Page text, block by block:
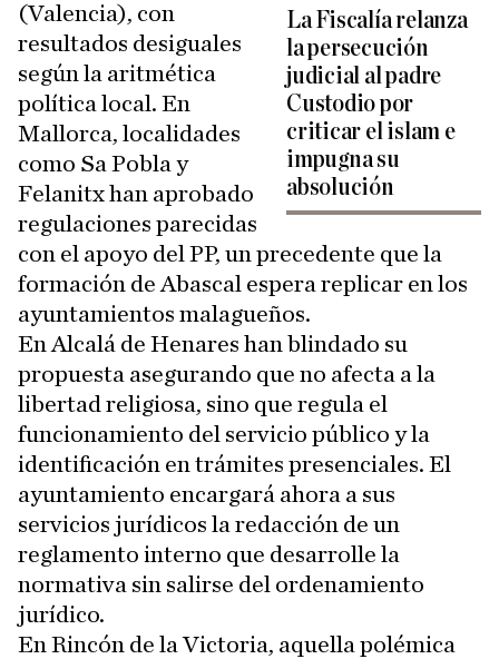
La Fiscalía relanza
la persecución
judicial al padre
Custodio por
criticar el islam e
impugna su
absolución
(Valencia), con
resultados desiguales
según la aritmética
política local. En
Mallorca, localidades
como Sa Pobla y
Felanitx han aprobado
regulaciones parecidas
con el apoyo del PP, un precedente que la
formación de Abascal espera replicar en los
ayuntamientos malagueños.
En Alcalá de Henares han blindado su
propuesta asegurando que no afecta a la
libertad religiosa, sino que regula el
funcionamiento del servicio público y la
identificación en trámites presenciales. El
ayuntamiento encargará ahora a sus
servicios jurídicos la redacción de un
reglamento interno que desarrolle la
normativa sin salirse del ordenamiento
jurídico.
En Rincón de la Victoria, aquella polémica